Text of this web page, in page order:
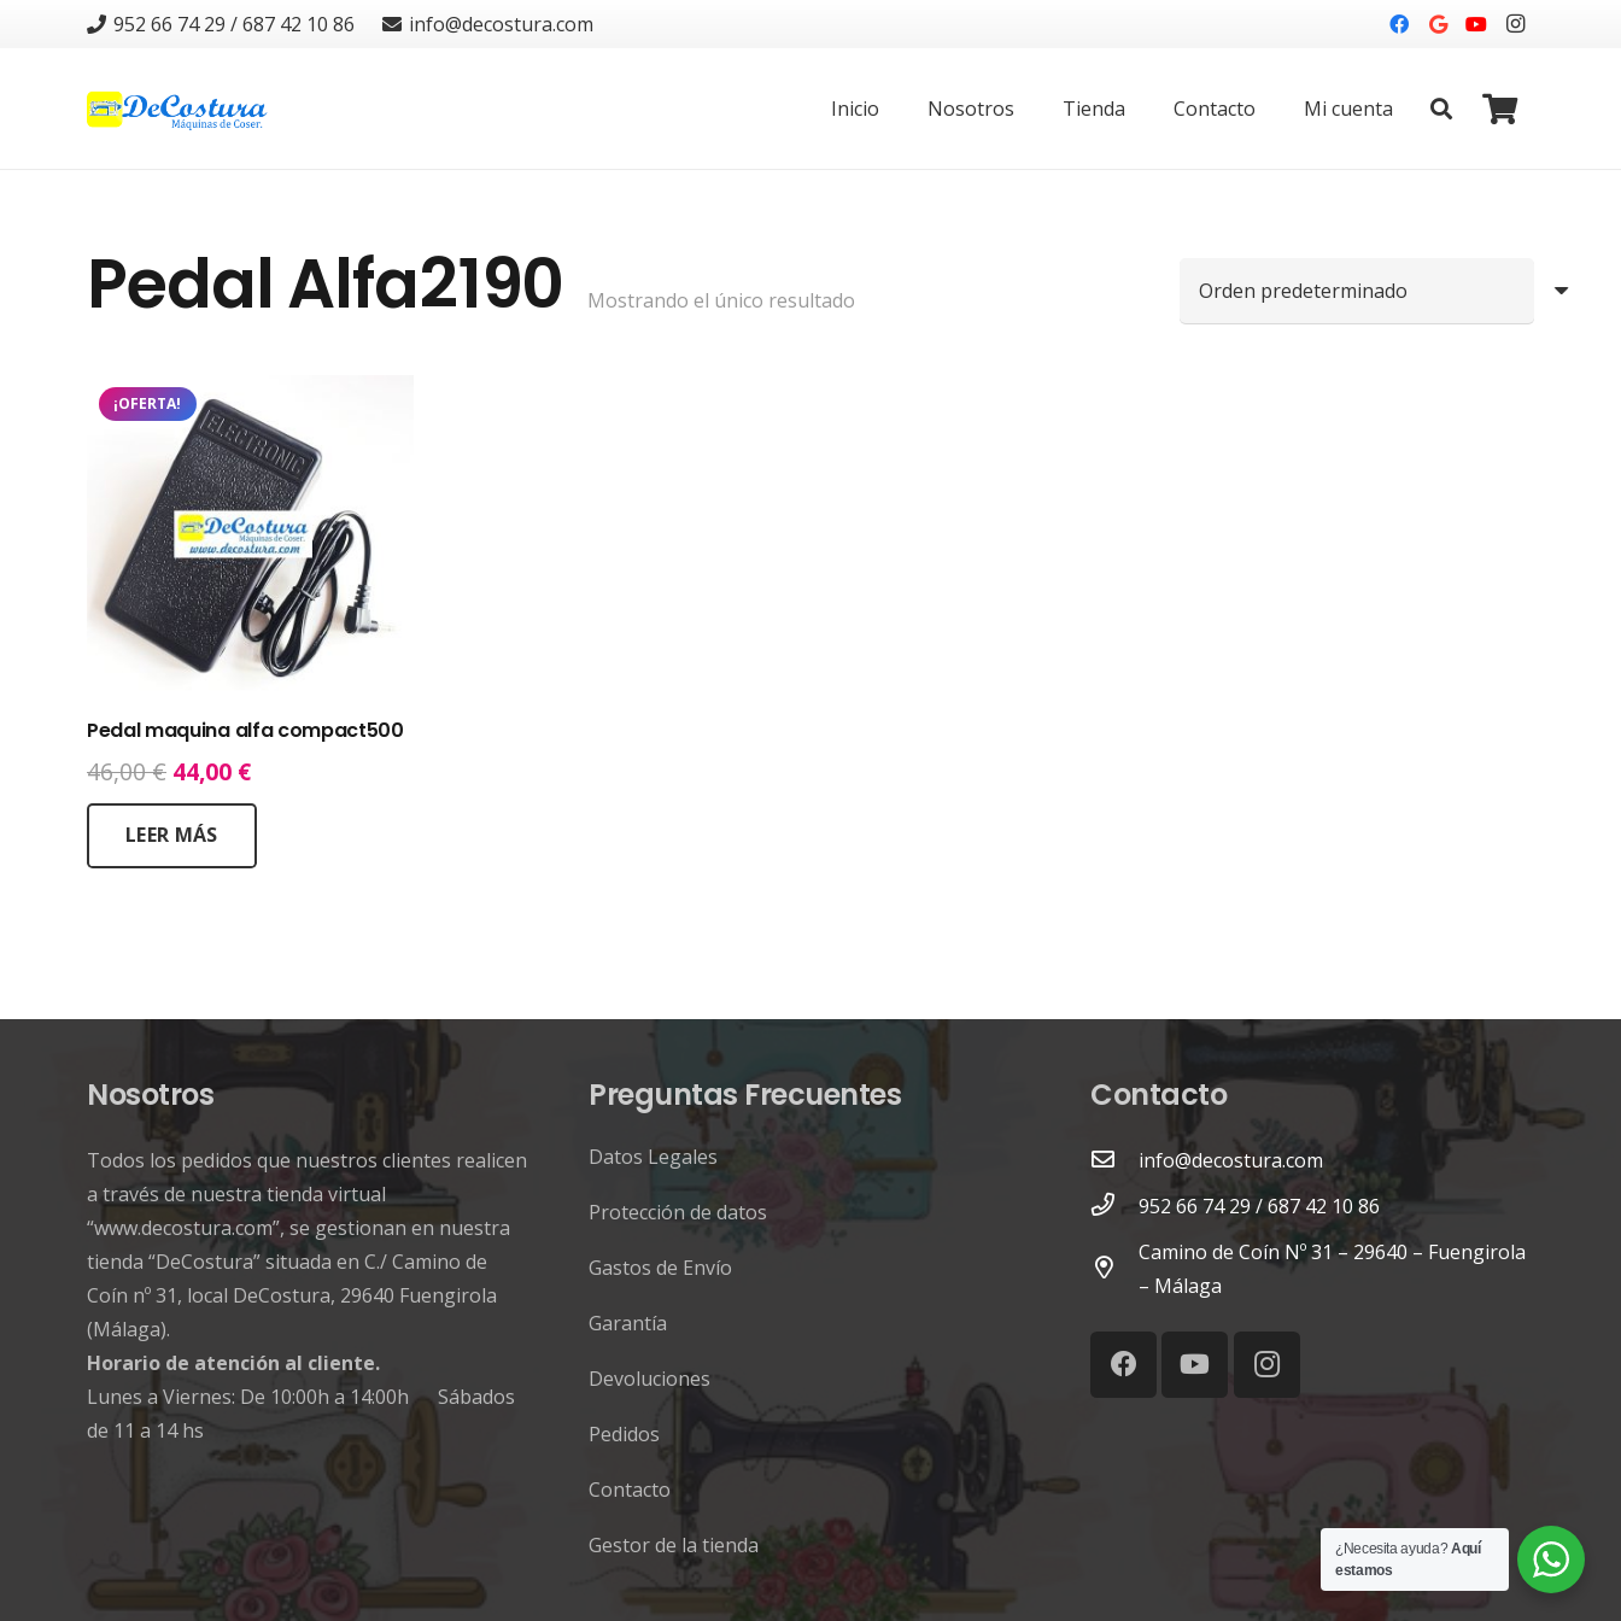
952 66 74 29 / 687 42 10 86 info@decostura.com
Inicio Nosotros Tienda Contacto Mi cuenta
Pedal Alfa2190 Mostrando el único resultado
¡OFERTA!
Pedal maquina alfa compact500
46,00€ El
precio
original
era:
44,00 €El
precio
es:
LEER MÁS
Nosotros
Todos los pedidos que nuestros clientes realicen
a través de nuestra tienda virtual
“www.decostura.com”, se gestionan en nuestra
tienda “DeCostura” situada en C./ Camino de
Coín nº 31, local DeCostura, 29640 Fuengirola
(Málaga).
Horario de atención al cliente.
Lunes a Viernes: De 10:00h a 14:00h Sábados
de 11 a 14 hs
Preguntas Frecuentes
Datos Legales
Protección de datos
Gastos de Envío
Garantía
Devoluciones
Pedidos
Contacto
Gestor de la tienda
Contacto
info@decostura.com
952 66 74 29 / 687 42 10 86
Camino de Coín Nº 31 – 29640 – Fuengirola
– Málaga
¿Necesita ayuda?Aquí
estamos